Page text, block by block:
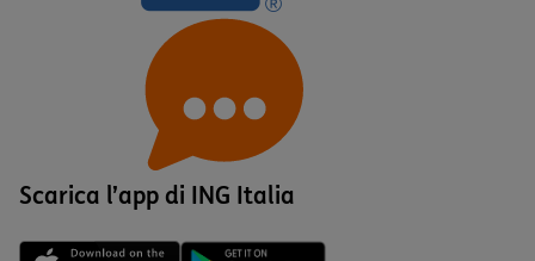
Scarica l’app di ING Italia